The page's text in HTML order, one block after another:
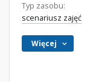
Typ zasobu:
scenariusz zajęć
Więcej